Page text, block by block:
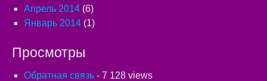
Апрель 2014 (6)
Январь 2014 (1)
Просмотры
Обратная связь - 7 128 views